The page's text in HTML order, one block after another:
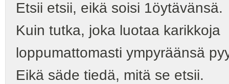
Etsii etsii, eikä soisi 1öytävänsä.
Kuin tutka, joka luotaa karikkoja
loppumattomasti ympyräänsä
Eikä säde tiedä, mitä se etsii.